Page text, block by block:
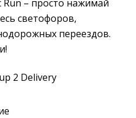
Run – просто нажимай
светофоров,
переездов.
2 Delivery